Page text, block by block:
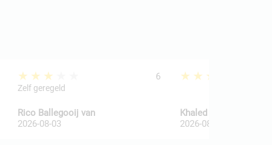
★★★★★ 6
Zelf geregeld
Rico Ballegooij van
2026-08-03
★★★★★
Khaled Al Wakaa
2026-08-03